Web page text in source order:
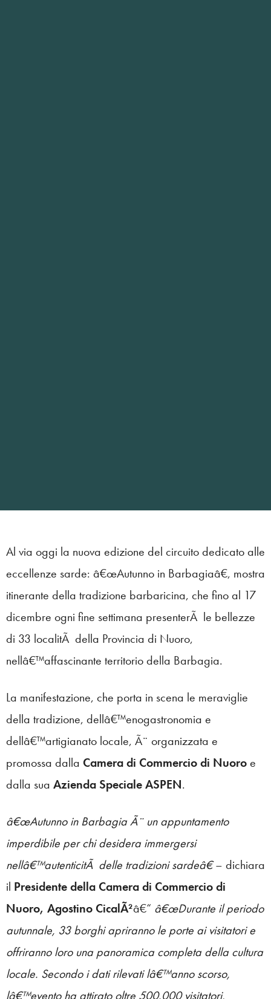
Al via oggi la nuova edizione del circuito dedicato alle
eccellenze sarde: â€œAutunno in Barbagiaâ€, mostra
itinerante della tradizione barbaricina, che fino al 17
dicembre ogni fine settimana presenterÃ le bellezze
di 33 localitÃ della Provincia di Nuoro,
nellâ€™affascinante territorio della Barbagia.
La manifestazione, che porta in scena le meraviglie
della tradizione, dellâ€™enogastronomia e
dellâ€™artigianato locale, Ã¨ organizzata e
promossa dalla Camera di Commercio di Nuoroe
dalla sua Azienda Speciale ASPEN.
â€œAutunno in Barbagia Ã¨ un appuntamento
imperdibile per chi desidera immergersi
nellâ€™autenticitÃ delle tradizioni sardeâ€– dichiara
il Presidente della Camera di Commercio di
Nuoro, Agostino CicalÃ²â€“ â€œDurante il periodo
autunnale, 33 borghi apriranno le porte ai visitatori e
offriranno loro una panoramica completa della cultura
locale. Secondo i dati rilevati lâ€™anno scorso,
lâ€™evento ha attirato oltre 500.000 visitatori,